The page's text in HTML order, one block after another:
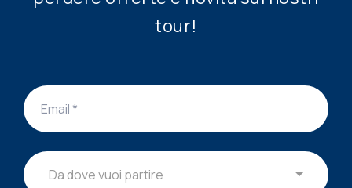
tour!
Da dove vuoi partire